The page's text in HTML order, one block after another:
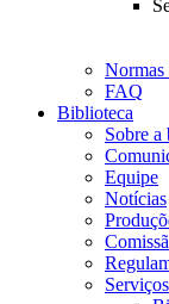
Normas
FAQ
Biblioteca
Sobre a
Equipe
Notícias
Serviços